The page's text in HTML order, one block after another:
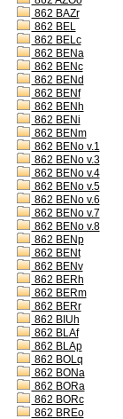
862 BAZr
862 BEL
862 BELc
862 BENa
862 BENc
862 BENd
862 BENf
862 BENh
862 BENi
862 BENm
862 BENo v.1
862 BENo v.3
862 BENo v.4
862 BENo v.5
862 BENo v.6
862 BENo v.7
862 BENo v.8
862 BENp
862 BENt
862 BENv
862 BERh
862 BERm
862 BERr
862 BIUh
862 BLAf
862 BLAp
862 BOLq
862 BONa
862 BORa
862 BORc
862 BREo